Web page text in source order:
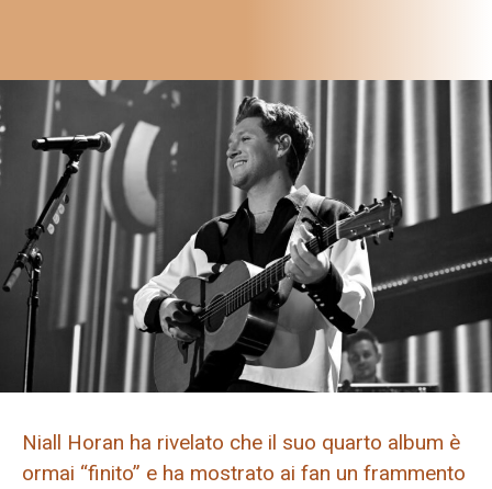
Niall Horan ha rivelato che il suo quarto album è
ormai “finito” e ha mostrato ai fan un frammento